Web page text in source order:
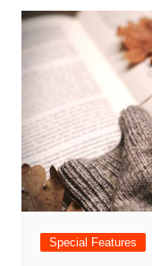
Special Features